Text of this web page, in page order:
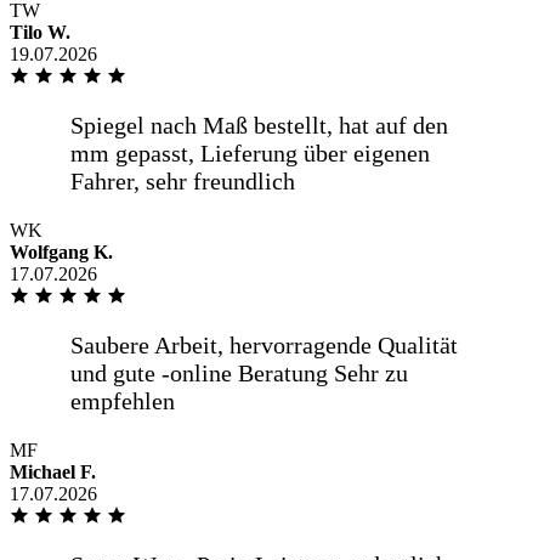
TW
Tilo W.
19.07.2026
WK
Wolfgang K.
17.07.2026
MF
Michael F.
17.07.2026